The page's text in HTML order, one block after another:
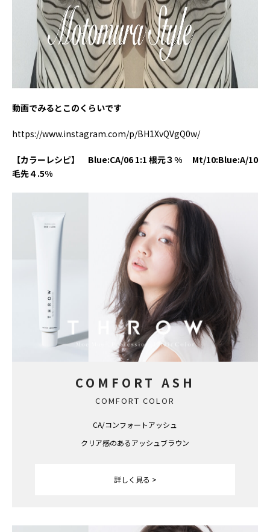
動画でみるとこのくらいです
https://www.instagram.com/p/BH1XvQVgQ0w/
【カラーレシピ】 Blue:CA/06 1:1 根元３% Mt/10:Blue:A/10
毛先４.5%
COMFORT ASH
COMFORT COLOR
CA/コンフォートアッシュ
クリア感のあるアッシュブラウン
詳しく見る >